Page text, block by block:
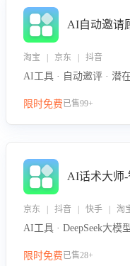
AI自动邀请
淘宝 | 京东 | 抖音
AI工具 · 自动邀评 · 潜
限时免费已售99+
AI话术大师
京东 | 抖音 | 快手 | 淘
AI工具 · DeepSeek大模
限时免费已售28+